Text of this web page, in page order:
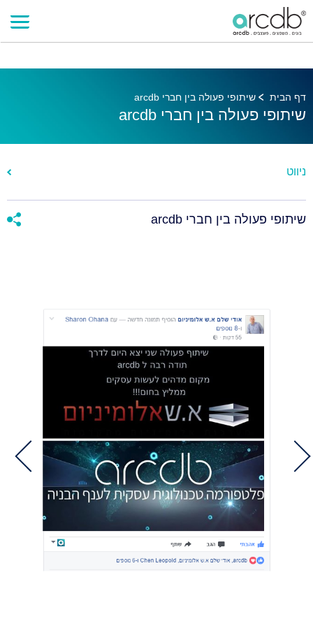
דף הבית שיתופי פעולה בין חברי arcdb
שיתופי פעולה בין חברי arcdb
ניווט
שיתופי פעולה בין חברי arcdb